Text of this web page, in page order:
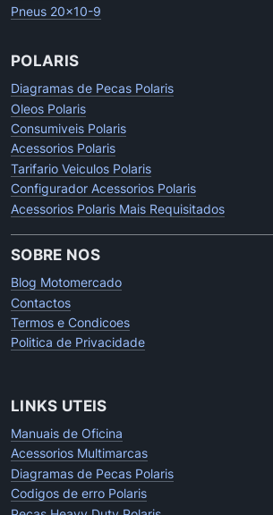
Pneus 20x10-9
POLARIS
Diagramas de Pecas Polaris
Oleos Polaris
Consumiveis Polaris
Acessorios Polaris
Tarifario Veiculos Polaris
Configurador Acessorios Polaris
Acessorios Polaris Mais Requisitados
SOBRE NOS
Blog Motomercado
Contactos
Termos e Condicoes
Politica de Privacidade
LINKS UTEIS
Manuais de Oficina
Acessorios Multimarcas
Diagramas de Pecas Polaris
Codigos de erro Polaris